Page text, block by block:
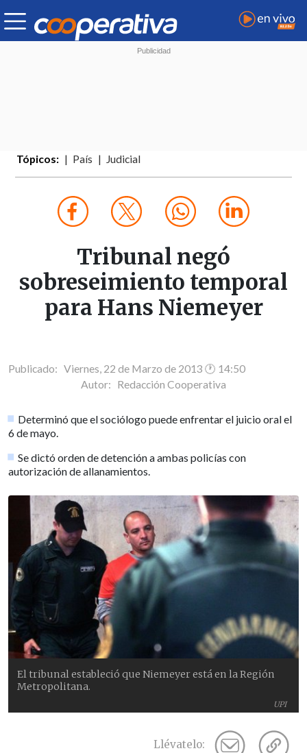
Tópicos: País Judicial
Tribunal negó
sobreseimiento temporal
para Hans Niemeyer
Publicado: Viernes, 22 de Marzo de 2013 🕐 14:50
Autor: Redacción Cooperativa
Determinó que el sociólogo puede enfrentar el juicio oral el
6 de mayo.
Se dictó orden de detención a ambas policías con
autorización de allanamientos.
UPI
El tribunal estableció que Niemeyer está en la Región
Metropolitana.
Llévatelo: